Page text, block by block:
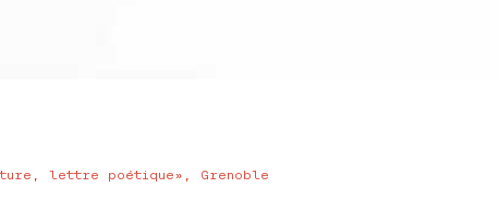
lettre poétique», Grenoble